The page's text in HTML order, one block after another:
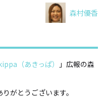
森村優香
（あきっぱ）
」広報の森
がとうございます。